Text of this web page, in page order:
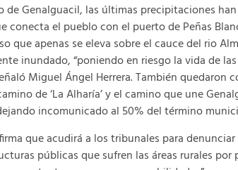
de Genalguacil, las últimas precipitaciones
conecta el pueblo con el puerto de Peñas
que apenas se eleva sobre el cauce del rio
inundado, “poniendo en riesgo la vida de
Miguel Ángel Herrera. También
de ‘La Alharía’ y el camino que une
incomunicado al 50% del término
que acudirá a los tribunales para
públicas que sufren las áreas rurales